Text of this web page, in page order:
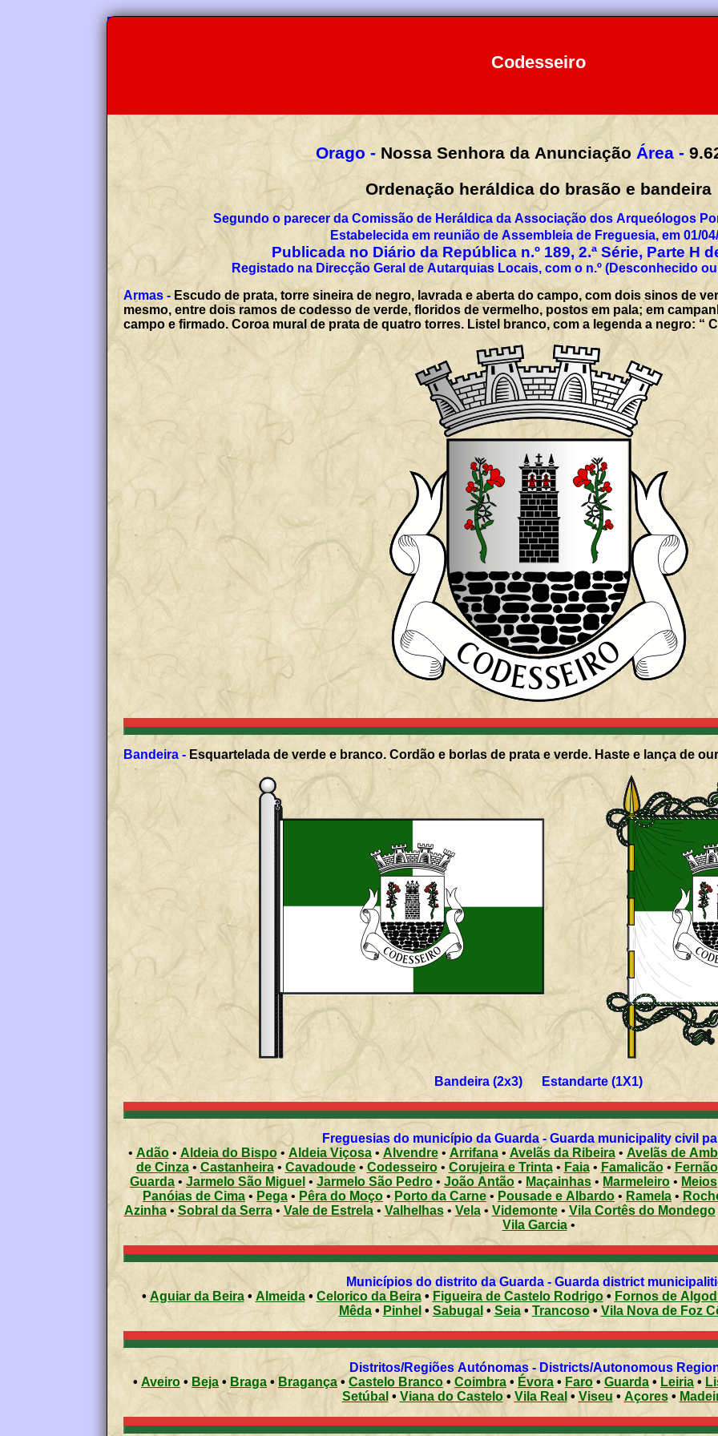
Codesseiro
Orago - Nossa Senhora da Anunciação Área -
Ordenação heráldica do brasão e bandeira
Segundo o parecer da Comissão de Heráldica da Associação dos Arqueólogos
Estabelecida em reunião de Assembleia de Freguesia, em 01/
Publicada no Diário da República n.º 189, 2.ª Série, Parte H
Registado na Direcção Geral de Autarquias Locais, com o n.º (Desconhecido
Armas - Escudo de prata, torre sineira de negro, lavrada e aberta do campo, com dois sinos de
mesmo, entre dois ramos de codesso de verde, floridos de vermelho, postos em pala; em
campo e firmado. Coroa mural de prata de quatro torres. Listel branco, com a legenda a negro: “
Bandeira - Esquartelada de verde e branco. Cordão e borlas de prata e verde. Haste e lança de
Bandeira (2x3) Estandarte (1X1)
Freguesias do município da Guarda - Guarda
• Adão• Aldeia do Bispo• Aldeia Viçosa• Alvendre• Arrifana• Avelãs da Ribeira • Avelãs de
de Cinza • Castanheira• Cavadoude• Codesseiro• Corujeira e Trinta• Faia• Famalicão•
Guarda • Jarmelo São Miguel • Jarmelo São Pedro • João Antão • Maçainhas • Marmeleiro • Meios
Panóias de Cima• Pega• Pêra do Moço • Porto da Carne • Pousade e Albardo •Ramela •
Azinha• Sobral da Serra• Vale de Estrela• Valhelhas• Vela•Videmonte• Vila Cortês do Mondego
Vila Garcia •
Municípios do distrito da Guarda - Guarda district
•Aguiar da Beira•Almeida• Celorico da Beira•Figueira de Castelo Rodrigo• Fornos de
Mêda• Pinhel • Sabugal • Seia•Trancoso•Vila Nova de Foz
Distritos/Regiões Autónomas - Districts/Autonomous
• Aveiro • Beja • Braga • Bragança• Castelo Branco • Coimbra • Évora • Faro• Guarda • Leiria •
Setúbal • Viana do Castelo•Vila Real • Viseu • Açores •